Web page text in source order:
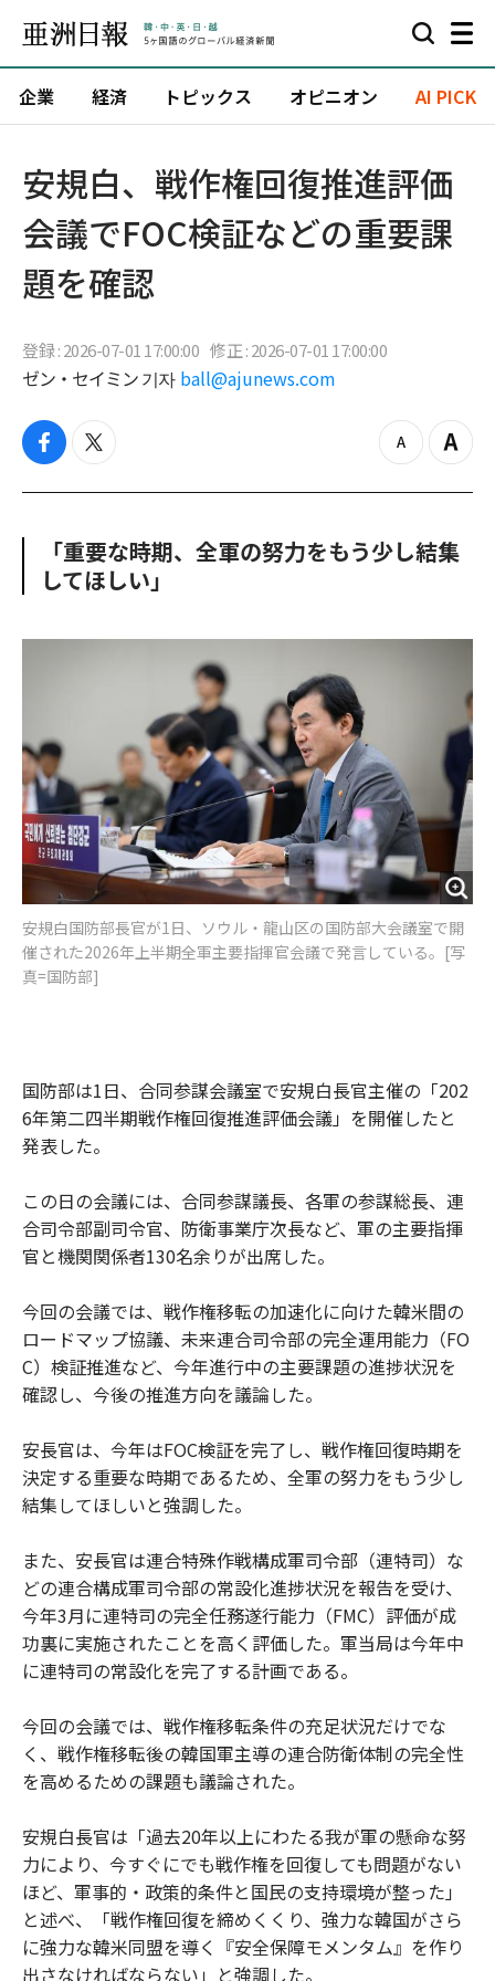
企業 経済 トピックス オピニオン AI PICK
安規白、戦作権回復推進評価
会議でFOC検証などの重要課
題を確認
登録 : 2026-07-01 17:00:00 修正 : 2026-07-01 17:00:00
ゼン・セイミン 기자 ball@ajunews.com
f
c
o
t
i
e
r
z
o
u
Z
o
n
「重要な時期、全軍の努力をもう少し結集
してほしい」
安規白国防部長官が1日、ソウル・龍山区の国防部大会議室で開
催された2026年上半期全軍主要指揮官会議で発言している。[写
真=国防部]
国防部は1日、合同参謀会議室で安規白長官主催の「202
6年第二四半期戦作権回復推進評価会議」を開催したと
発表した。
この日の会議には、合同参謀議長、各軍の参謀総長、連
合司令部副司令官、防衛事業庁次長など、軍の主要指揮
官と機関関係者130名余りが出席した。
今回の会議では、戦作権移転の加速化に向けた韓米間の
ロードマップ協議、未来連合司令部の完全運用能力（FO
C）検証推進など、今年進行中の主要課題の進捗状況を
確認し、今後の推進方向を議論した。
安長官は、今年はFOC検証を完了し、戦作権回復時期を
決定する重要な時期であるため、全軍の努力をもう少し
結集してほしいと強調した。
また、安長官は連合特殊作戦構成軍司令部（連特司）な
どの連合構成軍司令部の常設化進捗状況を報告を受け、
今年3月に連特司の完全任務遂行能力（FMC）評価が成
功裏に実施されたことを高く評価した。軍当局は今年中
に連特司の常設化を完了する計画である。
今回の会議では、戦作権移転条件の充足状況だけでな
く、戦作権移転後の韓国軍主導の連合防衛体制の完全性
を高めるための課題も議論された。
安規白長官は「過去20年以上にわたる我が軍の懸命な努
力により、今すぐにでも戦作権を回復しても問題がない
ほど、軍事的・政策的条件と国民の支持環境が整った」
と述べ、「戦作権回復を締めくくり、強力な韓国がさら
に強力な韓米同盟を導く『安全保障モメンタム』を作り
出さなければならない」と強調した。